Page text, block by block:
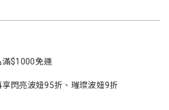
滿$1000免運
享閃亮波妞95折、璀璨波妞9折